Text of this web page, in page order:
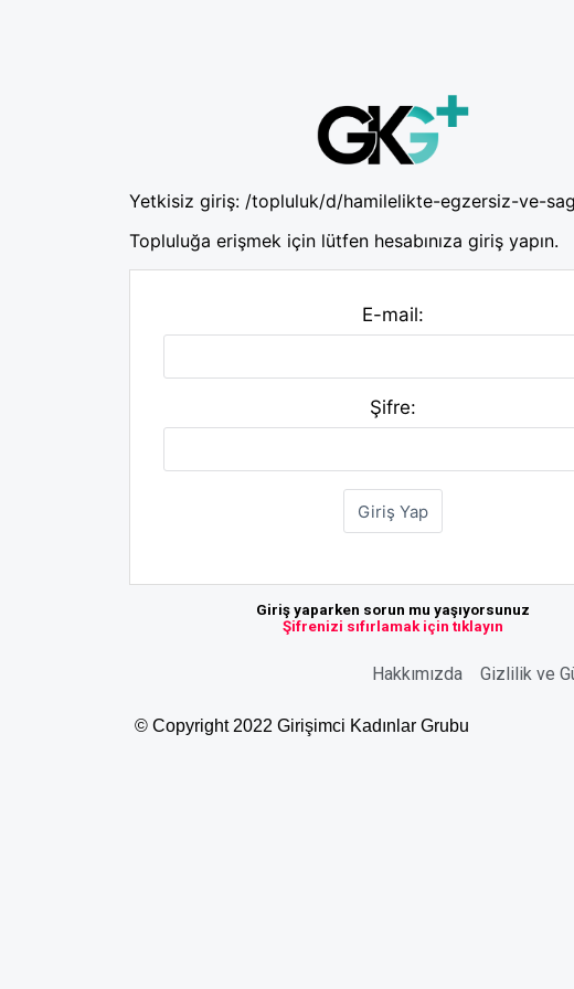
Yetkisiz giriş: /topluluk/d/hamilelikte-egzersiz-ve-
Topluluğa erişmek için lütfen hesabınıza giriş yapın.
E-mail:
Şifre:
Giriş yaparken sorun mu yaşıyorsunuz
Şifrenizi sıfırlamak için tıklayın
Hakkımızda Gizlilik ve
© Copyright 2022 Girişimci Kadınlar Grubu